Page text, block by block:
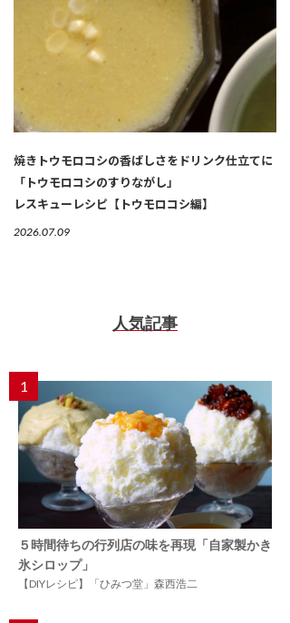
焼きトウモロコシの香ばしさをドリンク仕立てに
「トウモロコシのすりながし」
レスキューレシピ【トウモロコシ編】
2026.07.09
人気記事
1
５時間待ちの行列店の味を再現「自家製かき
氷シロップ」
【DIYレシピ】「ひみつ堂」森西浩二